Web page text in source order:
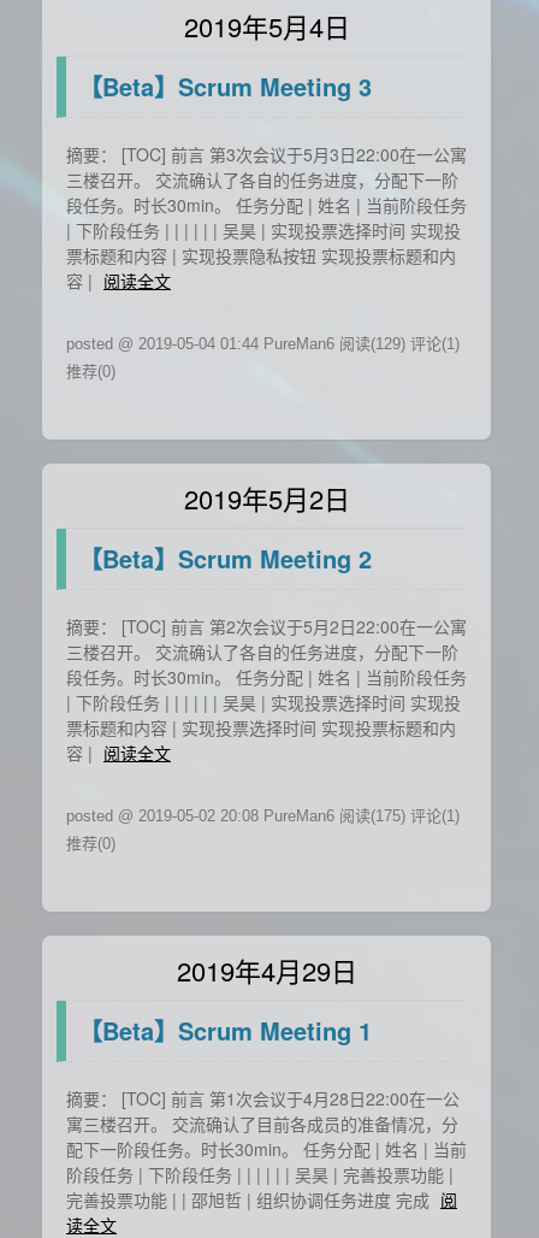
2019年5月4日
【Beta】Scrum Meeting 3
摘要： [TOC] 前言 第3次会议于5月3日22:00在一公寓
三楼召开。 交流确认了各自的任务进度，分配下一阶
段任务。时长30min。 任务分配 | 姓名 | 当前阶段任务
| 下阶段任务 | | | | | | 吴昊 | 实现投票选择时间 实现投
票标题和内容 | 实现投票隐私按钮 实现投票标题和内
容 | 阅读全文
posted @ 2019-05-04 01:44 PureMan6 阅读(129) 评论(1)
推荐(0)
2019年5月2日
【Beta】Scrum Meeting 2
摘要： [TOC] 前言 第2次会议于5月2日22:00在一公寓
三楼召开。 交流确认了各自的任务进度，分配下一阶
段任务。时长30min。 任务分配 | 姓名 | 当前阶段任务
| 下阶段任务 | | | | | | 吴昊 | 实现投票选择时间 实现投
票标题和内容 | 实现投票选择时间 实现投票标题和内
容 | 阅读全文
posted @ 2019-05-02 20:08 PureMan6 阅读(175) 评论(1)
推荐(0)
2019年4月29日
【Beta】Scrum Meeting 1
摘要： [TOC] 前言 第1次会议于4月28日22:00在一公
寓三楼召开。 交流确认了目前各成员的准备情况，分
配下一阶段任务。时长30min。 任务分配 | 姓名 | 当前
阶段任务 | 下阶段任务 | | | | | | 吴昊 | 完善投票功能 |
完善投票功能 | | 邵旭哲 | 组织协调任务进度 完成 阅
读全文